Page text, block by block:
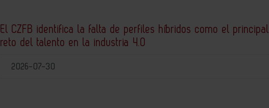
El CZFB identifica la falta de perfiles híbridos como el principal
reto del talento en la industria 4.0
2026-07-30